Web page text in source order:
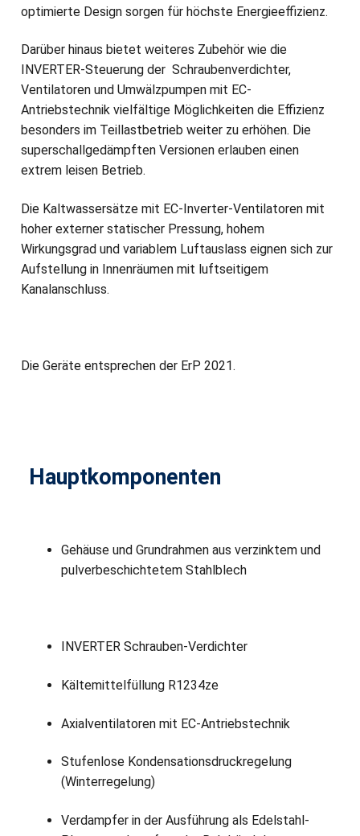
optimierte Design sorgen für höchste Energieeffizienz.
Darüber hinaus bietet weiteres Zubehör wie die
INVERTER-Steuerung der Schraubenverdichter,
Ventilatoren und Umwälzpumpen mit EC-
Antriebstechnik vielfältige Möglichkeiten die Effizienz
besonders im Teillastbetrieb weiter zu erhöhen. Die
superschallgedämpften Versionen erlauben einen
extrem leisen Betrieb.
Die Kaltwassersätze mit EC-Inverter-Ventilatoren mit
hoher externer statischer Pressung, hohem
Wirkungsgrad und variablem Luftauslass eignen sich zur
Aufstellung in Innenräumen mit luftseitigem
Kanalanschluss.
Die Geräte entsprechen der ErP 2021.
Hauptkomponenten
Gehäuse und Grundrahmen aus verzinktem und
pulverbeschichtetem Stahlblech
INVERTER Schrauben-Verdichter
Kältemittelfüllung R1234ze
Axialventilatoren mit EC-Antriebstechnik
Stufenlose Kondensationsdruckregelung
(Winterregelung)
Verdampfer in der Ausführung als Edelstahl-